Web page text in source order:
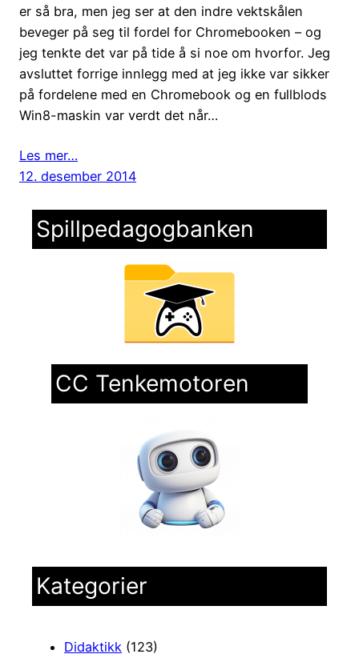
er så bra, men jeg ser at den indre vektskålen
beveger på seg til fordel for Chromebooken – og
jeg tenkte det var på tide å si noe om hvorfor. Jeg
avsluttet forrige innlegg med at jeg ikke var sikker
på fordelene med en Chromebook og en fullblods
Win8-maskin var verdt det når…
Les mer…
12. desember 2014
Spillpedagogbanken
CC Tenkemotoren
Kategorier
Didaktikk (123)